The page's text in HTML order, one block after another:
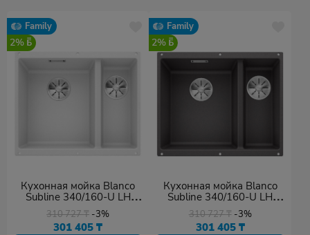
Family
2%
Кухонная мойка Blanco
Subline 340/160-U LH
(523552) белый
310 727₸ -3%
301 405₸
Family
2%
Кухонная мойка Blanco
Subline 340/160-U LH
(523549) темная скала
310 727₸ -3%
301 405 ₸